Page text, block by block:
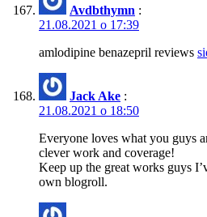
Avdbthymn :
21.08.2021 о 17:39
amlodipine benazepril reviews
Jack Ake :
21.08.2021 о 18:50
Everyone loves what you guys
clever work and coverage!
Keep up the great works guys
own blogroll.